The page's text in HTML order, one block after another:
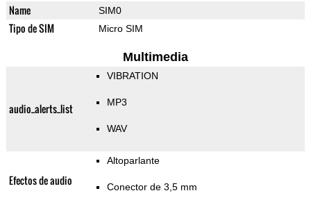
Name SIM0
Tipo de SIM Micro SIM
Multimedia
audio_alerts_list
VIBRATION
MP3
WAV
Efectos de audio
Altoparlante
Conector de 3,5 mm